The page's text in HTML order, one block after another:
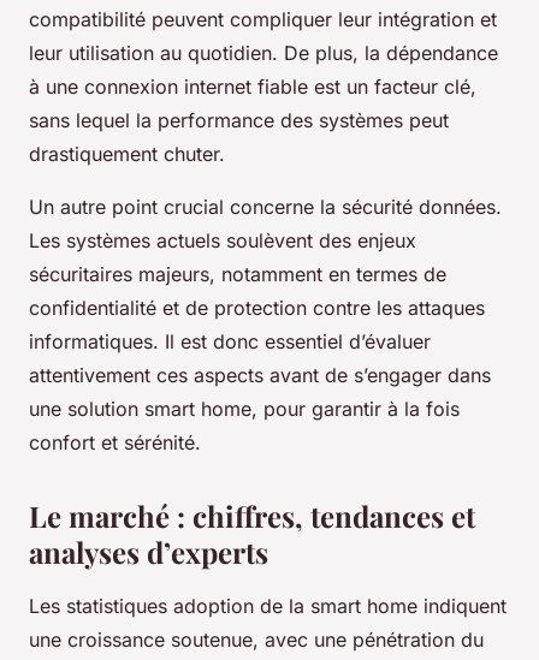
compatibilité peuvent compliquer leur intégration et
leur utilisation au quotidien. De plus, la dépendance
à une connexion internet fiable est un facteur clé,
sans lequel la performance des systèmes peut
drastiquement chuter.
Un autre point crucial concerne la sécurité données.
Les systèmes actuels soulèvent des enjeux
sécuritaires majeurs, notamment en termes de
confidentialité et de protection contre les attaques
informatiques. Il est donc essentiel d’évaluer
attentivement ces aspects avant de s’engager dans
une solution smart home, pour garantir à la fois
confort et sérénité.
Le marché : chiffres, tendances et
analyses d’experts
Les statistiques adoption de la smart home indiquent
une croissance soutenue, avec une pénétration du